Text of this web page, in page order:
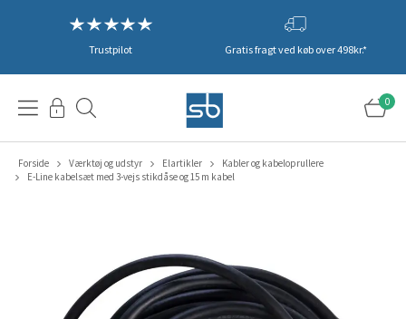
Trustpilot Gratis fragt ved køb over 498kr.*
0
Forside Værktøj og udstyr Elartikler
Kabler og kabeloprullere
E-Line kabelsæt med 3-vejs stikdåse og 15 m kabel